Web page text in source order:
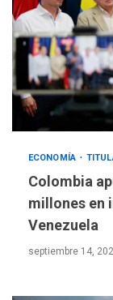
ECONOMÍA
Colombia
millones en
Venezuela
septiembre 14,